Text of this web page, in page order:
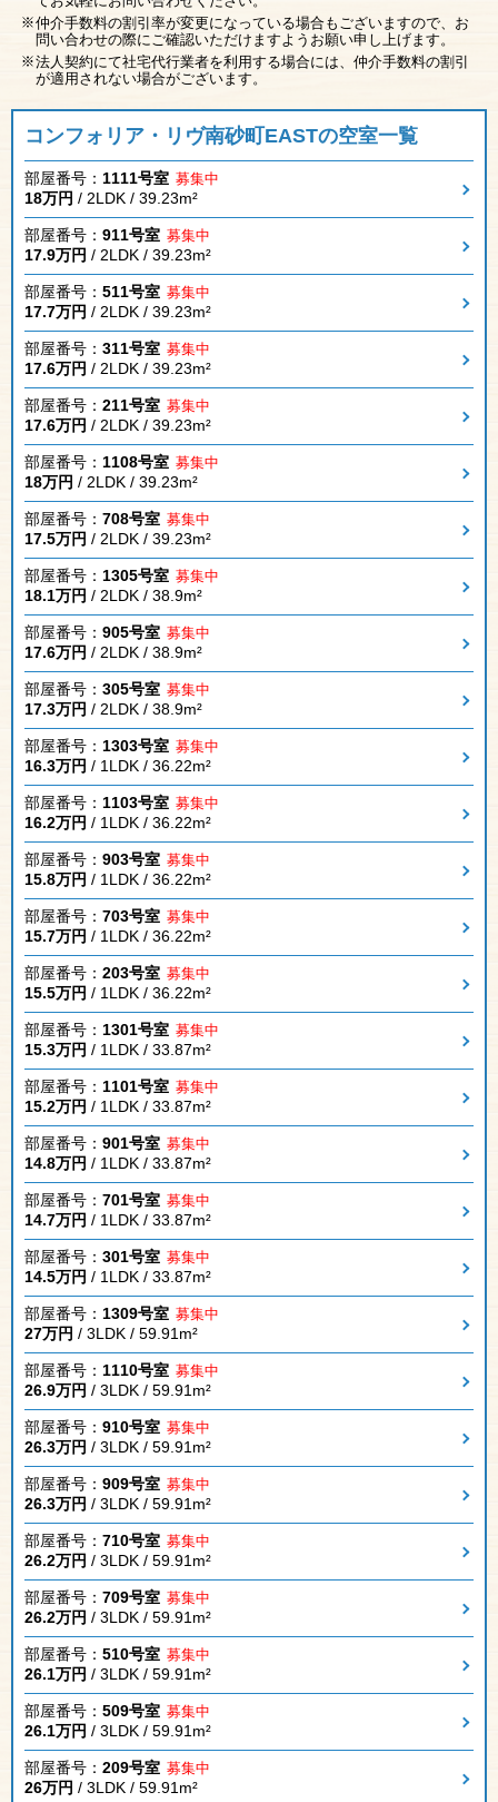
仲介手数料の割引率が変更になっている場合もございますので、お
問い合わせの際にご確認いただけますようお願い申し上げます。
法人契約にて社宅代行業者を利用する場合には、仲介手数料の割引
が適用されない場合がございます。
コンフォリア・リヴ南砂町EASTの空室一覧
部屋番号： 1111号室 募集中
18万円 / 2LDK / 39.23m²
部屋番号： 911号室 募集中
17.9万円 / 2LDK / 39.23m²
部屋番号： 511号室 募集中
17.7万円 / 2LDK / 39.23m²
部屋番号： 311号室 募集中
17.6万円 / 2LDK / 39.23m²
部屋番号： 211号室 募集中
17.6万円 / 2LDK / 39.23m²
部屋番号： 1108号室 募集中
18万円 / 2LDK / 39.23m²
部屋番号： 708号室 募集中
17.5万円 / 2LDK / 39.23m²
部屋番号： 1305号室 募集中
18.1万円 / 2LDK / 38.9m²
部屋番号： 905号室 募集中
17.6万円 / 2LDK / 38.9m²
部屋番号： 305号室 募集中
17.3万円 / 2LDK / 38.9m²
部屋番号： 1303号室 募集中
16.3万円 / 1LDK / 36.22m²
部屋番号： 1103号室 募集中
16.2万円 / 1LDK / 36.22m²
部屋番号： 903号室 募集中
15.8万円 / 1LDK / 36.22m²
部屋番号： 703号室 募集中
15.7万円 / 1LDK / 36.22m²
部屋番号： 203号室 募集中
15.5万円 / 1LDK / 36.22m²
部屋番号： 1301号室 募集中
15.3万円 / 1LDK / 33.87m²
部屋番号： 1101号室 募集中
15.2万円 / 1LDK / 33.87m²
部屋番号： 901号室 募集中
14.8万円 / 1LDK / 33.87m²
部屋番号： 701号室 募集中
14.7万円 / 1LDK / 33.87m²
部屋番号： 301号室 募集中
14.5万円 / 1LDK / 33.87m²
部屋番号： 1309号室 募集中
27万円 / 3LDK / 59.91m²
部屋番号： 1110号室 募集中
26.9万円 / 3LDK / 59.91m²
部屋番号： 910号室 募集中
26.3万円 / 3LDK / 59.91m²
部屋番号： 909号室 募集中
26.3万円 / 3LDK / 59.91m²
部屋番号： 710号室 募集中
26.2万円 / 3LDK / 59.91m²
部屋番号： 709号室 募集中
26.2万円 / 3LDK / 59.91m²
部屋番号： 510号室 募集中
26.1万円 / 3LDK / 59.91m²
部屋番号： 509号室 募集中
26.1万円 / 3LDK / 59.91m²
部屋番号： 209号室 募集中
26万円 / 3LDK / 59.91m²